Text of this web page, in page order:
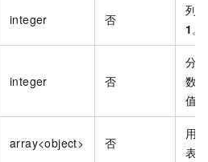
integer 否
列
1。
integer 否
分
数
值：
array<object> 否
用
表。